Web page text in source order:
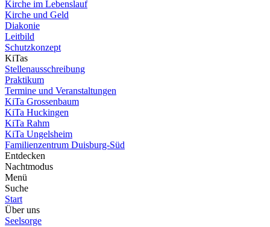
Kirche im Lebenslauf
Kirche und Geld
Diakonie
Leitbild
Schutzkonzept
KiTas
Stellenausschreibung
Praktikum
Termine und Veranstaltungen
KiTa Grossenbaum
KiTa Huckingen
KiTa Rahm
KiTa Ungelsheim
Familienzentrum Duisburg-Süd
Entdecken
Nachtmodus
Menü
Suche
Start
Über uns
Seelsorge